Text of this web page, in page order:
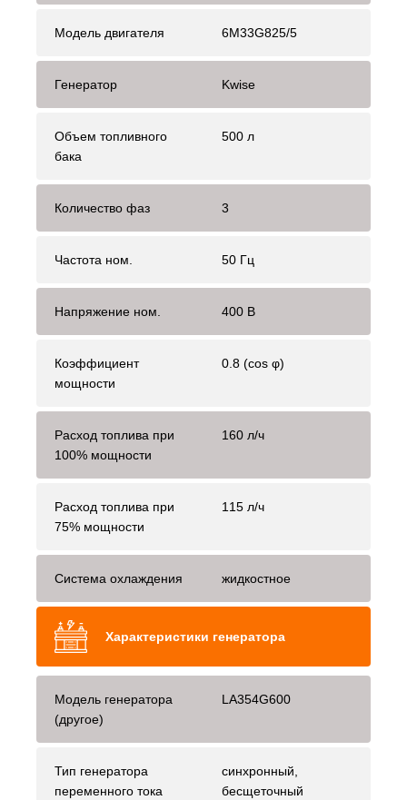
Модель двигателя 6M33G825/5
Генератор Kwise
Объем топливного
бака
500 л
Количество фаз 3
Частота ном. 50 Гц
Напряжение ном. 400 В
Коэффициент
мощности
0.8 (cos φ)
Расход топлива при
100% мощности
160 л/ч
Расход топлива при
75% мощности
115 л/ч
Система охлаждения жидкостное
Характеристики генератора
Модель генератора
(другое)
LA354G600
Тип генератора
переменного тока
синхронный,
бесщеточный